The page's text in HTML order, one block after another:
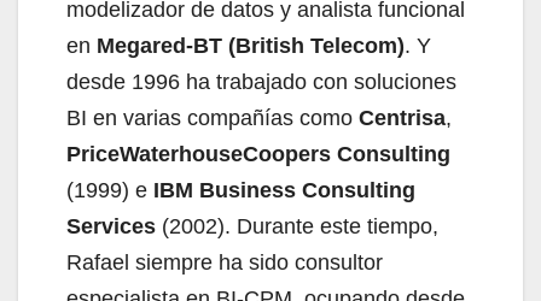
modelizador de datos y analista funcional
en Megared-BT (British Telecom). Y
desde 1996 ha trabajado con soluciones
BI en varias compañías como Centrisa,
PriceWaterhouseCoopers Consulting
(1999) e IBM Business Consulting
Services (2002). Durante este tiempo,
Rafael siempre ha sido consultor